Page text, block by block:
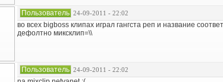
Пользователь 24-09-2011 - 22:02
во всех bigboss клипах играл гангста реп и название
дефолтно миксклип=\\
Пользователь 24-09-2011 - 22:02